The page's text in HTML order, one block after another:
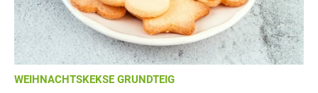
WEIHNACHTSKEKSE GRUNDTEIG